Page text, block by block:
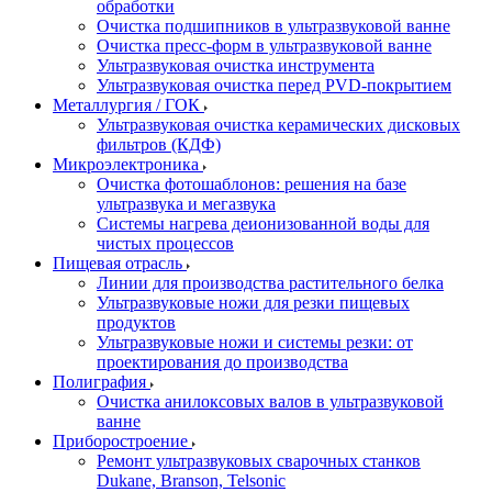
обработки
Очистка подшипников в ультразвуковой ванне
Очистка пресс-форм в ультразвуковой ванне
Ультразвуковая очистка инструмента
Ультразвуковая очистка перед PVD-покрытием
Металлургия / ГОК
Ультразвуковая очистка керамических дисковых
фильтров (КДФ)
Микроэлектроника
Очистка фотошаблонов: решения на базе
ультразвука и мегазвука
Системы нагрева деионизованной воды для
чистых процессов
Пищевая отрасль
Линии для производства растительного белка
Ультразвуковые ножи для резки пищевых
продуктов
Ультразвуковые ножи и системы резки: от
проектирования до производства
Полиграфия
Очистка анилоксовых валов в ультразвуковой
ванне
Приборостроение
Ремонт ультразвуковых сварочных станков
Dukane, Branson, Telsonic